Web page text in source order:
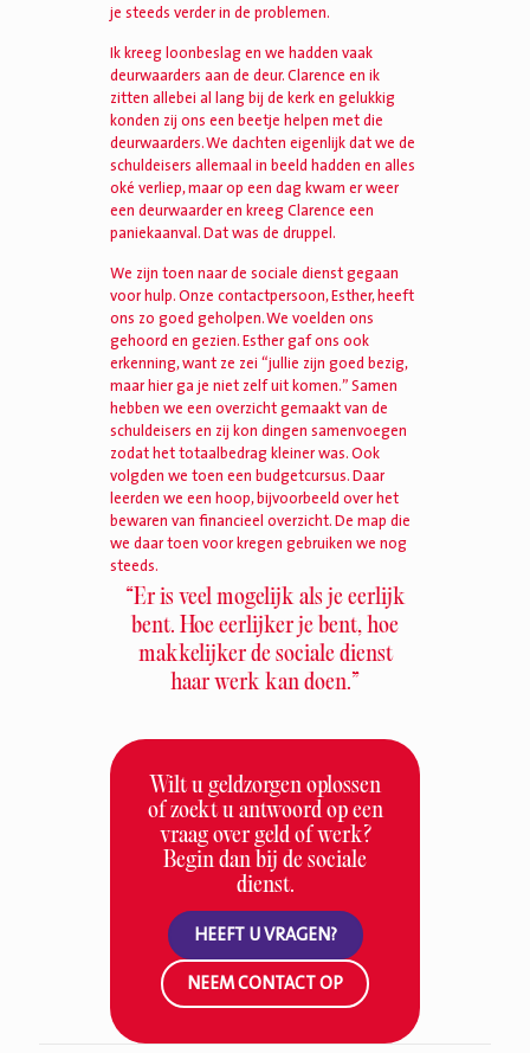
je steeds verder in de problemen.
Ik kreeg loonbeslag en we hadden vaak
deurwaarders aan de deur. Clarence en ik
zitten allebei al lang bij de kerk en gelukkig
konden zij ons een beetje helpen met die
deurwaarders. We dachten eigenlijk dat we de
schuldeisers allemaal in beeld hadden en alles
oké verliep, maar op een dag kwam er weer
een deurwaarder en kreeg Clarence een
paniekaanval. Dat was de druppel.
We zijn toen naar de sociale dienst gegaan
voor hulp. Onze contactpersoon, Esther, heeft
ons zo goed geholpen. We voelden ons
gehoord en gezien. Esther gaf ons ook
erkenning, want ze zei “jullie zijn goed bezig,
maar hier ga je niet zelf uit komen.” Samen
hebben we een overzicht gemaakt van de
schuldeisers en zij kon dingen samenvoegen
zodat het totaalbedrag kleiner was. Ook
volgden we toen een budgetcursus. Daar
leerden we een hoop, bijvoorbeeld over het
bewaren van financieel overzicht. De map die
we daar toen voor kregen gebruiken we nog
steeds.
“Er is veel mogelijk als je eerlijk
bent. Hoe eerlijker je bent, hoe
makkelijker de sociale dienst
haar werk kan doen.”
Wilt u geldzorgen oplossen
of zoekt u antwoord op een
vraag over geld of werk?
Begin dan bij de sociale
dienst.
HEEFT U VRAGEN?
NEEM CONTACT OP